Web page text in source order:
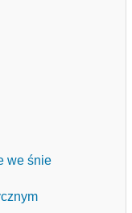
we śnie